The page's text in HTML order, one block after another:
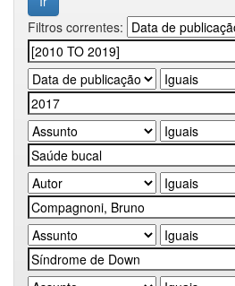
Filtros correntes: